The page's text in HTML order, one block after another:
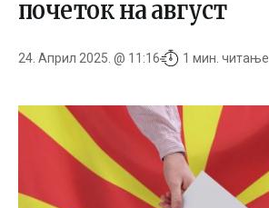
почеток на август
24. Април 2025. @ 11:16 1 мин. читање